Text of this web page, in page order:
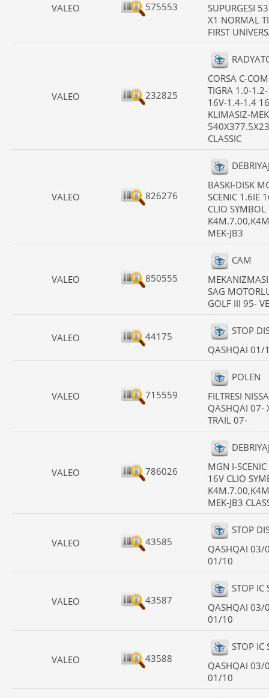
VALEO 575553
SUPURGESI
X1 NORMAL
FIRST
VALEO 232825
CORSA C-
TIGRA 1.0-
16V-1.4-1.4
KLIMASIZ-MEK
540X377.5X23
CLASSIC
VALEO 826276
BASKI-DISK
SCENIC 1.6IE
CLIO SYMBOL
MEK-JB3
VALEO 850555
CAM
SAG
GOLF III 95-
VALEO 44175
STOP
QASHQAI 01/
VALEO 715559
POLEN
FILTRESI
QASHQAI 07-
TRAIL 07-
VALEO 786026
MGN I-
16V CLIO
MEK-JB3
VALEO 43585
STOP
QASHQAI 03/
01/10
VALEO 43587
STOP IC
QASHQAI 03/
01/10
VALEO 43588
STOP IC
QASHQAI 03/
01/10